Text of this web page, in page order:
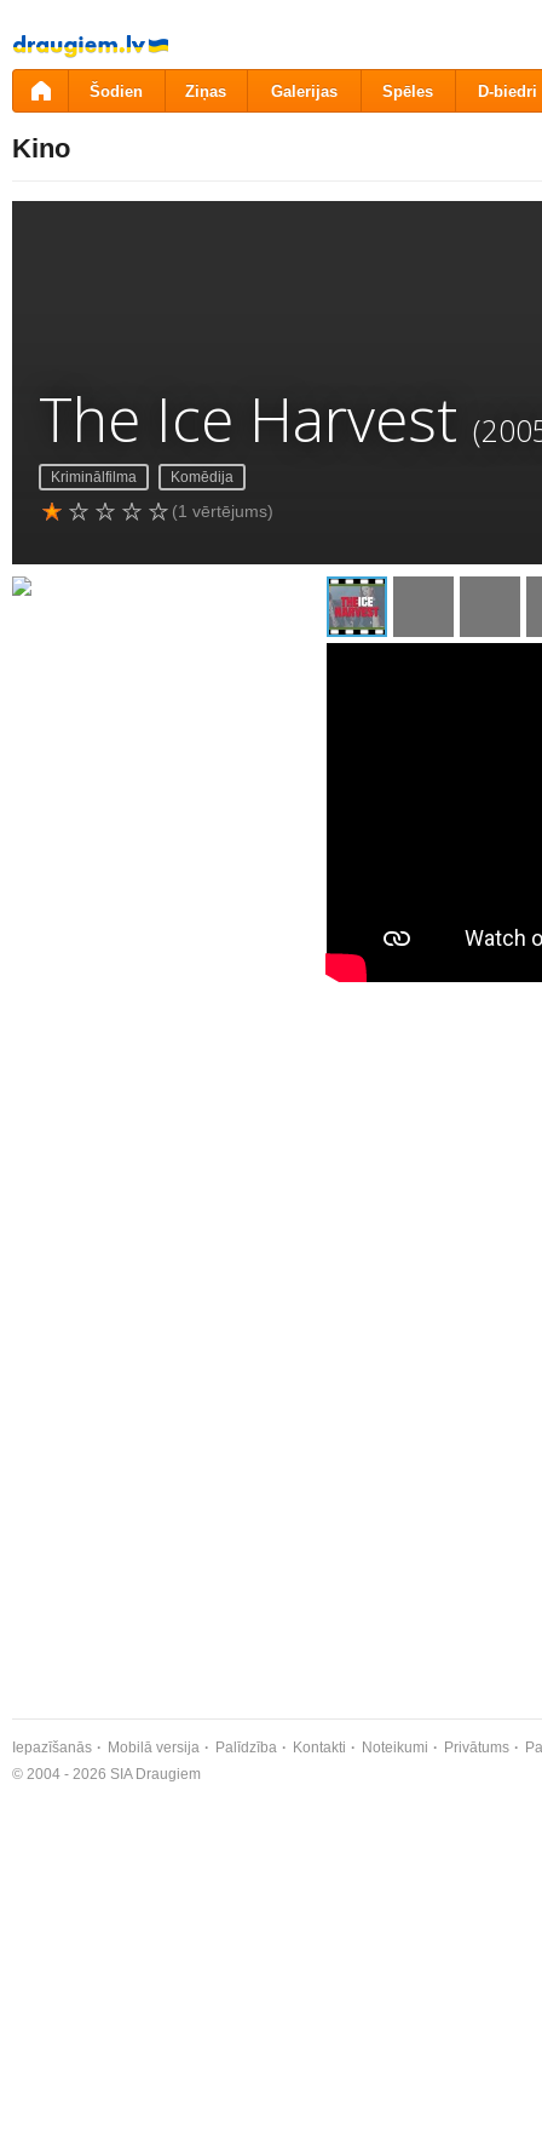
Pāriet
uz
saturu
Šodien Ziņas Galerijas Spēles D-biedri
Kino
The Ice Harvest
Kriminālfilma Komēdija
(1 vērtējums)
Iepazīšanās Mobilā versija Palīdzība Kontakti Noteikumi Privātums
© 2004 - 2026 SIA Draugiem